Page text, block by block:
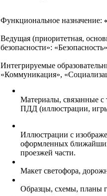
Функциональное назначение:
Ведущая (приоритетная,
безопасности»:
Интегрируемые
«Коммуникация»,
Материалы, связанные
ПДД (иллюстрации,
Иллюстрации с
оформленных
проезжей части.
Макет светофора,
Образцы, схемы, планы